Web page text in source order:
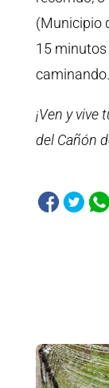
(Municipio
15
caminando.
¡Ven y
del Cañón